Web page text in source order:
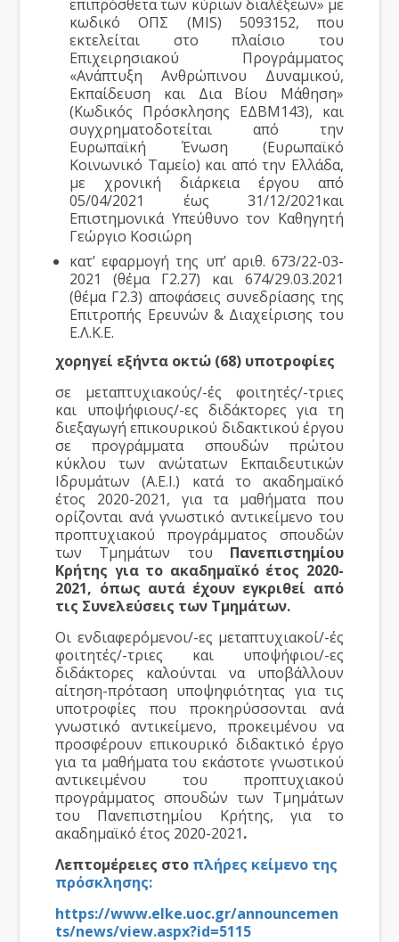
επιπρόσθετα των κύριων διαλέξεων» με
κωδικό ΟΠΣ (MIS) 5093152, που
εκτελείται στο πλαίσιο του
Επιχειρησιακού Προγράμματος
«Ανάπτυξη Ανθρώπινου Δυναμικού,
Εκπαίδευση και Δια Βίου Μάθηση»
(Κωδικός Πρόσκλησης ΕΔΒΜ143), και
συγχρηματοδοτείται από την
Ευρωπαϊκή Ένωση (Ευρωπαϊκό
Κοινωνικό Ταμείο) και από την Ελλάδα,
με χρονική διάρκεια έργου από
05/04/2021 έως 31/12/2021και
Επιστημονικά Υπεύθυνο τον Καθηγητή
Γεώργιο Κοσιώρη
κατ’ εφαρμογή της υπ’ αριθ. 673/22-03-
2021 (θέμα Γ2.27) και 674/29.03.2021
(θέμα Γ2.3) αποφάσεις συνεδρίασης της
Επιτροπής Ερευνών & Διαχείρισης του
Ε.Λ.Κ.Ε.
χορηγεί εξήντα οκτώ (68) υποτροφίες
σε μεταπτυχιακούς/-ές φοιτητές/-τριες
και υποψήφιους/-ες διδάκτορες για τη
διεξαγωγή επικουρικού διδακτικού έργου
σε προγράμματα σπουδών πρώτου
κύκλου των ανώτατων Εκπαιδευτικών
Ιδρυμάτων (Α.Ε.Ι.) κατά το ακαδημαϊκό
έτος 2020-2021, για τα μαθήματα που
ορίζονται ανά γνωστικό αντικείμενο του
προπτυχιακού προγράμματος σπουδών
των Τμημάτων του Πανεπιστημίου
Κρήτης για το ακαδημαϊκό έτος 2020-
2021, όπως αυτά έχουν εγκριθεί από
τις Συνελεύσεις των Τμημάτων.
Οι ενδιαφερόμενοι/-ες μεταπτυχιακοί/-ές
φοιτητές/-τριες και υποψήφιοι/-ες
διδάκτορες καλούνται να υποβάλλουν
αίτηση-πρόταση υποψηφιότητας για τις
υποτροφίες που προκηρύσσονται ανά
γνωστικό αντικείμενο, προκειμένου να
προσφέρουν επικουρικό διδακτικό έργο
για τα μαθήματα του εκάστοτε γνωστικού
αντικειμένου του προπτυχιακού
προγράμματος σπουδών των Τμημάτων
του Πανεπιστημίου Κρήτης, για το
ακαδημαϊκό έτος 2020-2021.
Λεπτομέρειες στο πλήρες κείμενο της
πρόσκλησης:
https://www.elke.uoc.gr/announcemen
ts/news/view.aspx?id=5115